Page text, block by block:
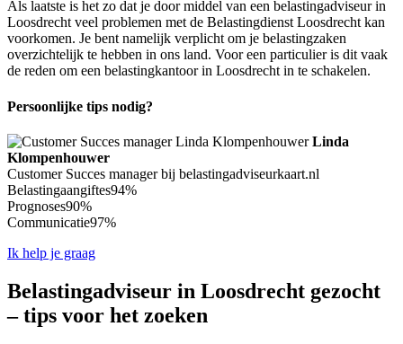
Als laatste is het zo dat je door middel van een belastingadviseur in
Loosdrecht veel problemen met de Belastingdienst Loosdrecht kan
voorkomen. Je bent namelijk verplicht om je belastingzaken
overzichtelijk te hebben in ons land. Voor een particulier is dit vaak
de reden om een belastingkantoor in Loosdrecht in te schakelen.
Persoonlijke tips nodig?
Linda
Klompenhouwer
Customer Succes manager bij belastingadviseurkaart.nl
Belastingaangiftes94%
Prognoses90%
Communicatie97%
Ik help je graag
Belastingadviseur in Loosdrecht gezocht
– tips voor het zoeken